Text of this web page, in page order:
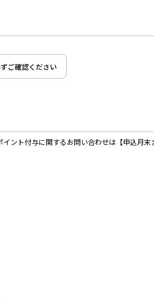
ご確認ください
ト付与に関するお問い合わせは【申込月末